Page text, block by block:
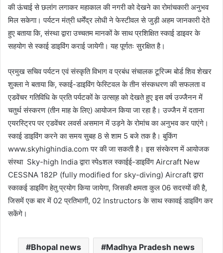
की ऊंचाई से छलांग लगाकर महाकाल की नगरी को देखने का रोमांचकारी अनुभव
मिल सकेगा। पर्यटन मंत्री धर्मेंद्र लोधी ने फेस्टीवल से जुड़ी अहम जानकारी देते
हुए बताया कि, संस्था द्वारा उच्चतम मानकों के साथ प्रशिक्षित स्काई डाइवर के
सहयोग से स्काई डाइविंग कराई जायेगी। यह पूर्णतः सुरक्षित है।
प्रमुख सचिव पर्यटन एवं संस्कृति विभाग व प्रबंध संचालक टूरिज्म बोर्ड शिव शेखर
शुक्ला ने बताया कि, स्काई-डाइविंग फेस्टिवल के तीन संस्कधरण की सफलता व
एडवेंचर गतिविधि के प्रति पर्यटकों के उत्सा्ह को देखते हुए इस वर्ष उज्जैनन में
चतुर्थ संस्करण (तीन माह के लिए) आयोजन किया जा रहा है। उज्जैन में दताना
एयरस्ट्रिप पर एडवेंचर लवर्स असमान में उड़ने के रोमांच का अनुभव कर पाएंगे।
स्काई डाइविंग करने का समय सुबह 8 से शाम 5 बजे तक है। बुकिंग
www.skyhighindia.com पर की जा सकती है। इस संस्केरण में आयोजक
संस्था Sky-high India द्वारा स्पेsशल स्काईई-डाइविंग Aircraft New
CESSNA 182P (fully modified for sky-diving) Aircraft द्वारा
स्काकई डाइविंग हेतु प्रयोग किया जायेगा, जिसकी क्षमता कुल 06 सदस्यों की है,
जिसमें एक बार में 02 प्रतिभागी, 02 Instructors के साथ स्कावई डाइविंग कर
सकेंगे।
Bhopal news Madhya Pradesh news